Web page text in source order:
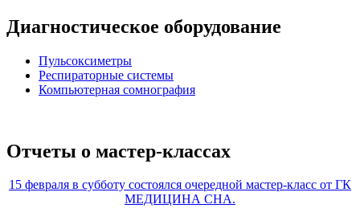
Диагностическое оборудование
Пульсоксиметры
Респираторные системы
Компьютерная сомнография
Отчеты о мастер-классах
15 февраля в субботу состоялся очередной мастер-класс от ГК
МЕДИЦИНА СНА.